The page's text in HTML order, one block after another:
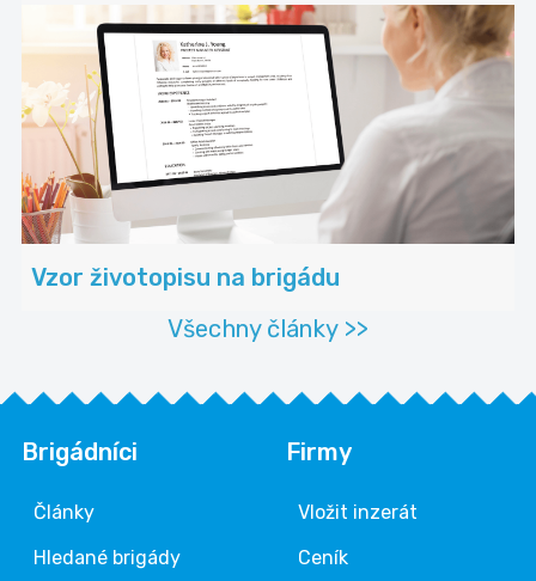
Vzor životopisu na brigádu
Všechny články >>
Brigádníci
Články
Hledané brigády
Firmy
Vložit inzerát
Ceník